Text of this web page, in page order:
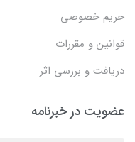
حریم خصوصی
قوانین و مقررات
دریافت و بررسی اثر
عضویت در خبرنامه